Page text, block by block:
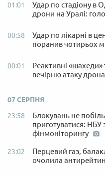
01:01
Удар по стадіону в
дрони на Уралі:
00:58
Удар по лікарні в
поранив чотирьох
00:01
Реактивні
вечірню атаку
07 СЕРПНЯ
23:58
Блокувань не
приготуватися: НБУ
фінмоніторингу
23:02
Перцевий газ,
очолила